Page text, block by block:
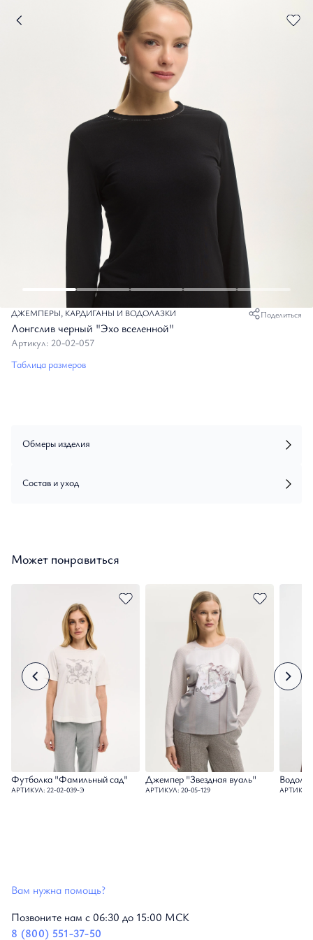
ДЖЕМПЕРЫ, КАРДИГАНЫ И ВОДОЛАЗКИ
Лонгслив черный "Эхо вселенной"
Поделиться
Артикул: 20-02-057
Таблица размеров
Обмеры изделия
Состав и уход
Может понравиться
Футболка "Фамильный сад"
АРТИКУЛ: 22-02-039-Э
Джемпер "Звездная вуаль"
АРТИКУЛ: 20-05-129 АРТИКУЛ:
Вам нужна помощь?
Позвоните нам с 06:30 до 15:00 МСК
8 (800) 551-37-50